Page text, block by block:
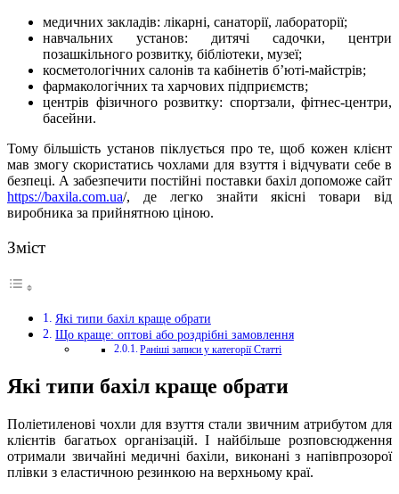
медичних закладів: лікарні, санаторії, лабораторії;
навчальних установ: дитячі садочки, центри
позашкільного розвитку, бібліотеки, музеї;
косметологічних салонів та кабінетів б’юті-майстрів;
фармакологічних та харчових підприємств;
центрів фізичного розвитку: спортзали, фітнес-центри,
басейни.
Тому більшість установ піклується про те, щоб кожен клієнт
мав змогу скористатись чохлами для взуття і відчувати себе в
безпеці. А забезпечити постійні поставки бахіл допоможе сайт
https://baxila.com.ua/, де легко знайти якісні товари від
виробника за прийнятною ціною.
Зміст
Які типи бахіл краще обрати
Що краще: оптові або роздрібні замовлення
Раніші записи у категорії Статті
Які типи бахіл краще обрати
Поліетиленові чохли для взуття стали звичним атрибутом для
клієнтів багатьох організацій. І найбільше розповсюдження
отримали звичайні медичні бахіли, виконані з напівпрозорої
плівки з еластичною резинкою на верхньому краї.